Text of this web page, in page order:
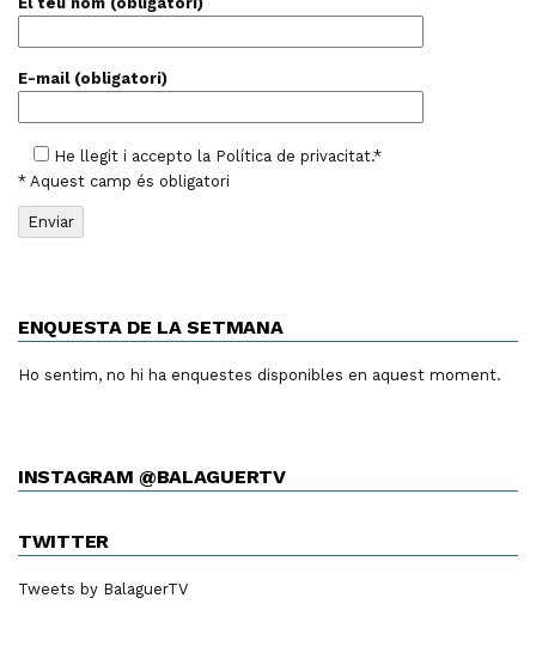
E-mail (obligatori)
He llegit i accepto la Política de privacitat.*
* Aquest camp és obligatori
ENQUESTA DE LA SETMANA
Ho sentim, no hi ha enquestes disponibles en aquest moment.
INSTAGRAM @BALAGUERTV
TWITTER
Tweets by BalaguerTV